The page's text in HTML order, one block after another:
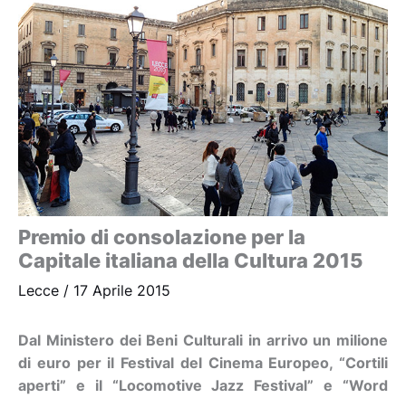
Premio di consolazione per la
Capitale italiana della Cultura 2015
Lecce / 17 Aprile 2015
Dal Ministero dei Beni Culturali in arrivo un milione
di euro per il Festival del Cinema Europeo, “Cortili
aperti” e il “Locomotive Jazz Festival” e “Word